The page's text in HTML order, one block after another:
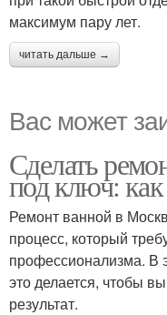
максимум пару лет.
читать дальше →
Вас может
Сделать
под ключ: как
Ремонт ванной в
процесс, который
профессионализма. В
это делается, чтобы
результат.